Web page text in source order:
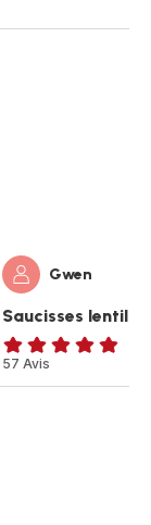
Gwen
Saucisses lentilles
ratings.4.8
57 Avis